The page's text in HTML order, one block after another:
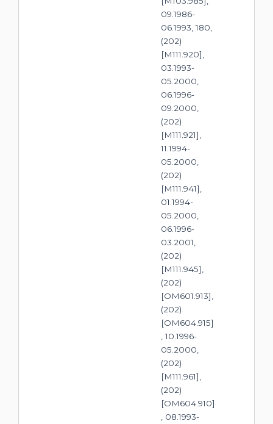
09.1986-
06.1993, 180,
(202)
[M111.920],
03.1993-
05.2000,
06.1996-
09.2000,
(202)
[M111.921],
11.1994-
05.2000,
(202)
[M111.941],
01.1994-
05.2000,
06.1996-
03.2001,
(202)
[M111.945],
(202)
[OM601.913],
(202)
[OM604.915]
, 10.1996-
05.2000,
(202)
[M111.961],
(202)
[OM604.910]
, 08.1993-